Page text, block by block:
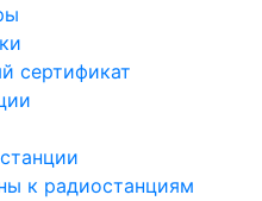
сертификат
к радиостанциям